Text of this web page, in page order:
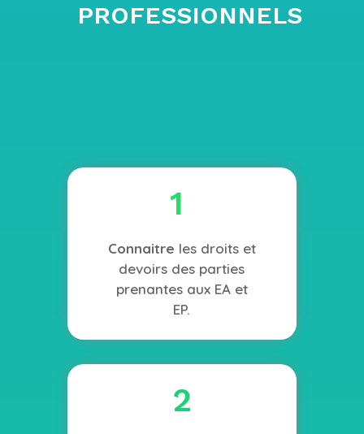
PROFESSIONNELS
1
Connaitre les droits et
devoirs des parties
prenantes aux EA et
EP.
2